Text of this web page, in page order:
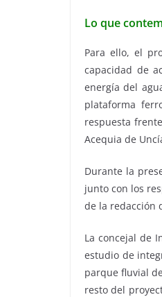
Lo que
Para ello, el
capacidad de
energía del
plataforma
respuesta
Acequia de
Durante la
junto con los
de la redacción
La concejal de
estudio de
parque fluvial
resto del